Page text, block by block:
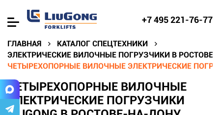
+7 495 221-76-77
ГЛАВНАЯ
КАТАЛОГ СПЕЦТЕХНИКИ
ЭЛЕКТРИЧЕСКИЕ ВИЛОЧНЫЕ ПОГРУЗЧИКИ В
ЧЕТЫРЕХОПОРНЫЕ ВИЛОЧНЫЕ ЭЛЕКТРИЧЕСКИЕ
ЧЕТЫРЕХОПОРНЫЕ ВИЛОЧНЫЕ
ЭЛЕКТРИЧЕСКИЕ ПОГРУЗЧИКИ